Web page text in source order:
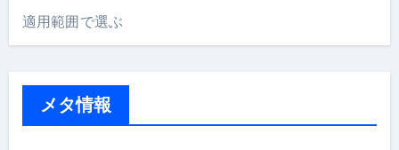
適用範囲で選ぶ
メタ情報